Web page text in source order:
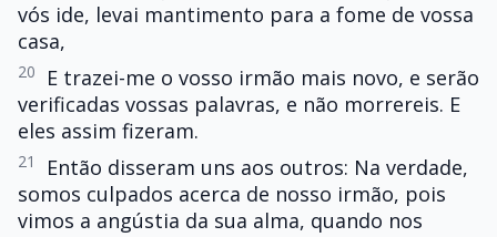
vós ide, levai mantimento para a fome de vossa
casa,
20
E trazei-me o vosso irmão mais novo, e serão
verificadas vossas palavras, e não morrereis. E
eles assim fizeram.
21
Então disseram uns aos outros: Na verdade,
somos culpados acerca de nosso irmão, pois
vimos a angústia da sua alma, quando nos